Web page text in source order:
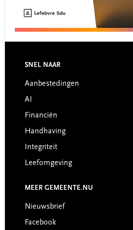
Footer
SNEL NAAR
Aanbestedingen
AI
Financiën
Handhaving
Integriteit
Leefomgeving
MEER GEMEENTE.NU
Nieuwsbrief
Facebook